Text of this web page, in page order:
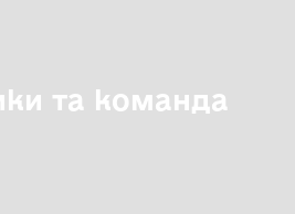
та команда